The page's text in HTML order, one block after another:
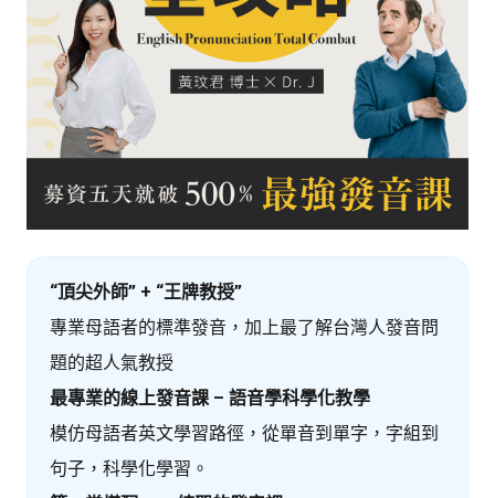
“頂尖外師” + “王牌教授”
專業母語者的標準發音，加上最了解台灣人發音問
題的超人氣教授
最專業的線上發音課 – 語音學科學化教學
模仿母語者英文學習路徑，從單音到單字，字組到
句子，科學化學習。